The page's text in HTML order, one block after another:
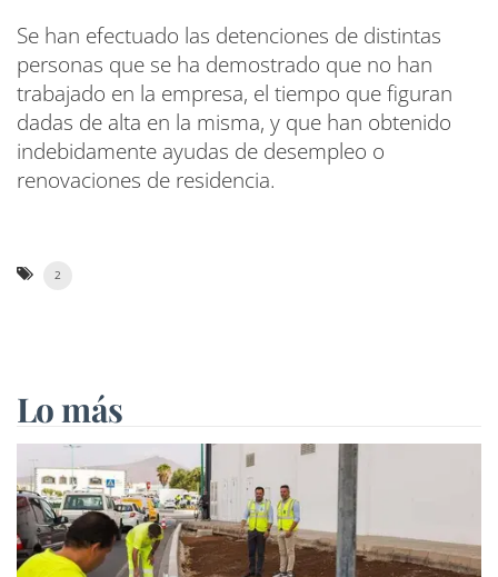
Se han efectuado las detenciones de distintas
personas que se ha demostrado que no han
trabajado en la empresa, el tiempo que figuran
dadas de alta en la misma, y que han obtenido
indebidamente ayudas de desempleo o
renovaciones de residencia.
2
Lo más